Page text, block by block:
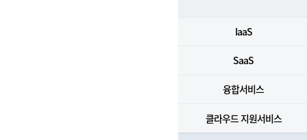
IaaS
SaaS
융합서비스
클라우드 지원서비스